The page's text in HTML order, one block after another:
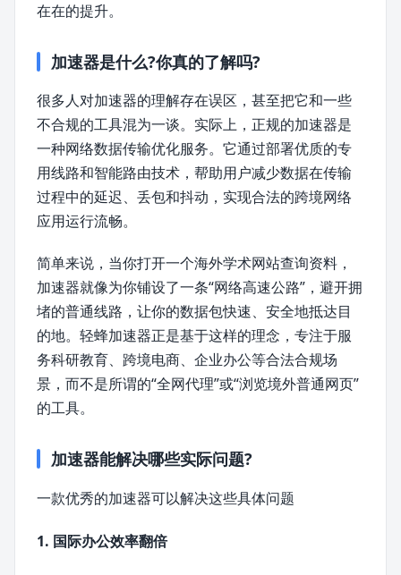
在在的提升。
加速器是什么?你真的了解吗?
很多人对加速器的理解存在误区，甚至把它和一些
不合规的工具混为一谈。实际上，正规的加速器是
一种网络数据传输优化服务。它通过部署优质的专
用线路和智能路由技术，帮助用户减少数据在传输
过程中的延迟、丢包和抖动，实现合法的跨境网络
应用运行流畅。
简单来说，当你打开一个海外学术网站查询资料，
加速器就像为你铺设了一条“网络高速公路”，避开拥
堵的普通线路，让你的数据包快速、安全地抵达目
的地。轻蜂加速器正是基于这样的理念，专注于服
务科研教育、跨境电商、企业办公等合法合规场
景，而不是所谓的“全网代理”或“浏览境外普通网页”
的工具。
加速器能解决哪些实际问题?
一款优秀的加速器可以解决这些具体问题
1. 国际办公效率翻倍